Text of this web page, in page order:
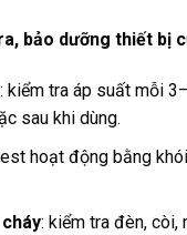
bảo dưỡng thiết bị
: kiểm tra áp suất mỗi
sau khi dùng.
hoạt động bằng
: kiểm tra đèn, còi,